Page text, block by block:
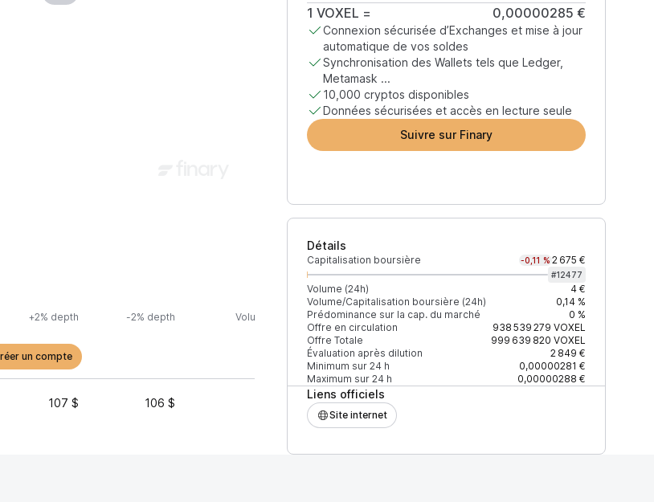
1 VOXEL = 0,00000285 €
Connexion sécurisée d’Exchanges et mise à jour
automatique de vos soldes
Synchronisation des Wallets tels que Ledger,
Metamask ...
10,000 cryptos disponibles
Données sécurisées et accès en lecture seule
Suivre sur Finary
Détails
Capitalisation boursière -0,11 % 2 675 €
#12477
Volume (24h)
4 €
Volume/Capitalisation boursière (24h)
0,14 %
Prédominance sur la cap. du marché
0 %
Offre en circulation
938 539 279 VOXEL
Offre Totale
999 639 820 VOXEL
Évaluation après dilution
2 849 €
Minimum sur 24 h
0,00000281 €
Maximum sur 24 h
0,00000288 €
Liens officiels
Site internet
+2% depth -2% depth Volume (24h) % du volume Confiance Mis à jour
un compte
107 $ 106 $ 100 %